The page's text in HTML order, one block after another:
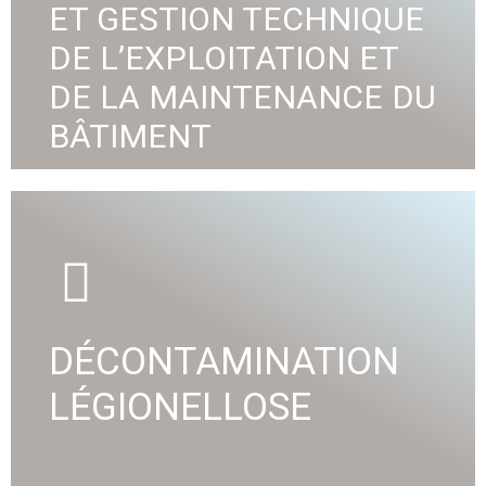
VOIR DÉTAIL
ET GESTION TECHNIQUE
DE L’EXPLOITATION ET
DE LA MAINTENANCE DU
BÂTIMENT
traitement des réseaux d'eau dans les bâtiments
VOIR DÉTAIL
DÉCONTAMINATION
LÉGIONELLOSE